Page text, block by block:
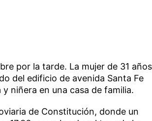
por la tarde. La mujer de 31 años
del edificio de avenida Santa Fe
niñera en una casa de familia.
de Constitución, donde un